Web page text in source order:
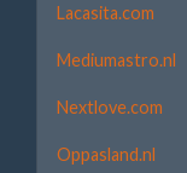
Lacasita.com
Mediumastro.nl
Nextlove.com
Oppasland.nl